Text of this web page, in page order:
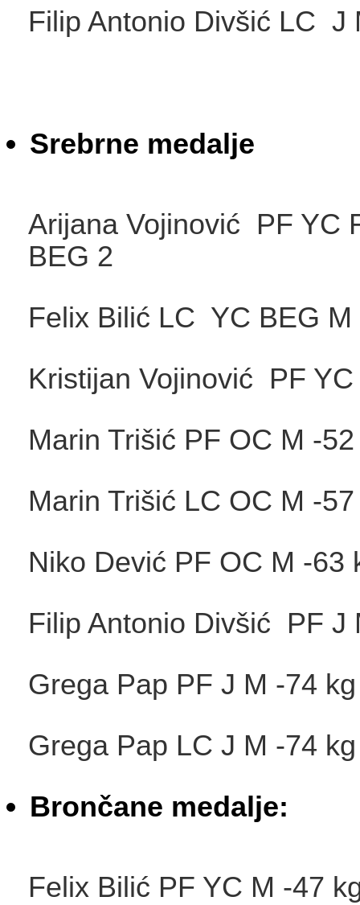
Filip Antonio Divšić LC J
Srebrne medalje
Arijana Vojinović PF YC
BEG
Felix Bilić LC YC
Kristijan Vojinović PF
Marin Trišić PF OC
Marin Trišić LC OC
Niko Dević PF OC M -63
Filip Antonio Divšić PF J
Grega Pap PF J M -
Grega Pap LC J M -74
Brončane medalje:
Felix Bilić PF YC M -47